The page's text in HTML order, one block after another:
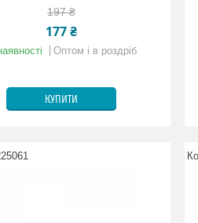
197 ₴
177 ₴
Оптом і в роздріб
КУПИТИ